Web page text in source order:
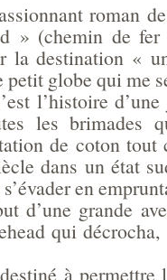
roman
» (chemin de
la destination «
petit globe qui me
l’histoire
les brimades
de coton tout
dans un état
en
d’une grande
qui
à permettre